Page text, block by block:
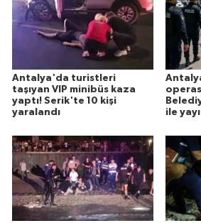
Antalya'da turistleri
taşıyan VIP minibüs kaza
yaptı! Serik'te 10 kişi
yaralandı
ile